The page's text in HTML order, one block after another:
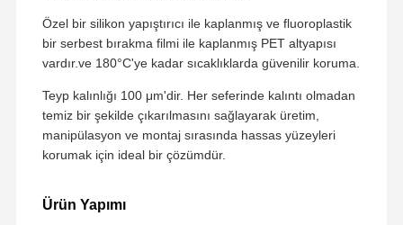
Özel bir silikon yapıştırıcı ile kaplanmış ve fluoroplastik
bir serbest bırakma filmi ile kaplanmış PET altyapısı
vardır.ve 180°C'ye kadar sıcaklıklarda güvenilir koruma.
Teyp kalınlığı 100 μm'dir. Her seferinde kalıntı olmadan
temiz bir şekilde çıkarılmasını sağlayarak üretim,
manipülasyon ve montaj sırasında hassas yüzeyleri
korumak için ideal bir çözümdür.
Ürün Yapımı